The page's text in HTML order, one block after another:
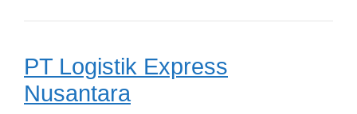
PT Logistik Express
Nusantara